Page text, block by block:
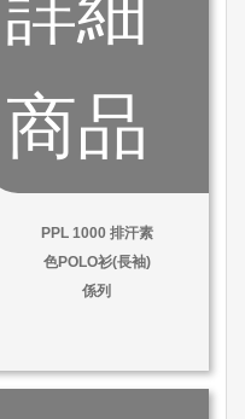
商品
PPL 1000 排汗素
色POLO衫(長袖)
係列